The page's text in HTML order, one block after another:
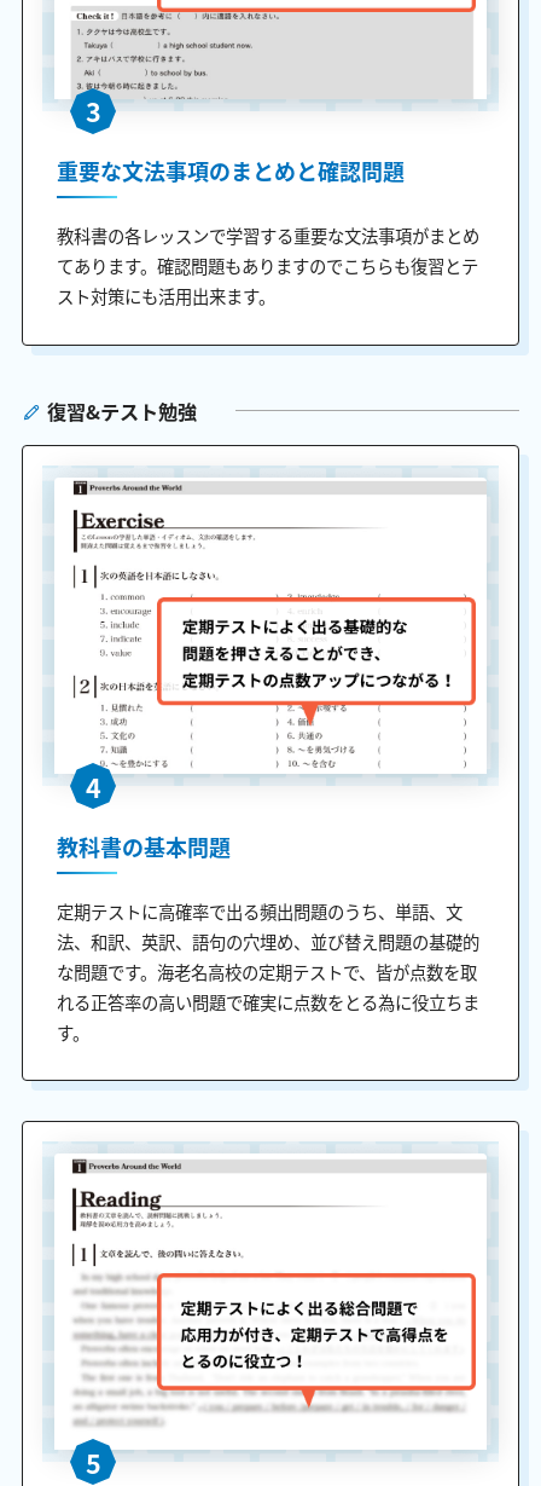
3
重要な文法事項のまとめと確認問題
教科書の各レッスンで学習する重要な文法事項がまとめ
てあります。確認問題もありますのでこちらも復習とテ
スト対策にも活用出来ます。
復習&テスト勉強
4
教科書の基本問題
定期テストに高確率で出る頻出問題のうち、単語、文
法、和訳、英訳、語句の穴埋め、並び替え問題の基礎的
な問題です。海老名高校の定期テストで、皆が点数を取
れる正答率の高い問題で確実に点数をとる為に役立ちま
す。
5